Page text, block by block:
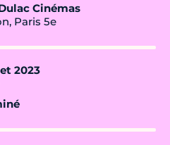
Cinémas
Paris 5e
2023